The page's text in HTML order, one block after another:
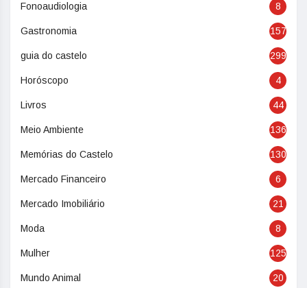
Fonoaudiologia 8
Gastronomia 157
guia do castelo 299
Horóscopo 4
Livros 44
Meio Ambiente 136
Memórias do Castelo 130
Mercado Financeiro 6
Mercado Imobiliário 21
Moda 8
Mulher 125
Mundo Animal 20